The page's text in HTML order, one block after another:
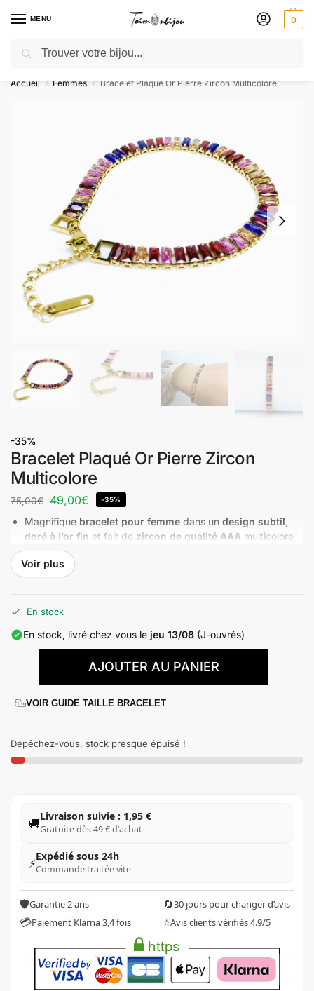
MENU 0
🎁 SOLDES SOLDES : jusqu’à -30 % ! GRAVURE OFFERTE – Livré 48h
Accueil / Femmes / Bracelet Plaqué Or Pierre Zircon Multicolore
-35%
Bracelet Plaqué Or Pierre Zircon
Multicolore
75,00€ 49,00€ -35%
Magnifique bracelet pour femme dans un design subtil,
doré à l’or fin et fait de zircon de qualité AAA multicolore
(nuances de rouge, rose et violet), Commandez ce sublime
bijou à la fois discret et éclatant
Livraison gratuite en 48H
Voir plus
En stock
En stock, livré chez vous le jeu 13/08 (J-ouvrés)
AJOUTER AU PANIER
VOIR GUIDE TAILLE BRACELET
Dépêchez-vous, stock presque épuisé !
🚚Livraison suivie : 1,95 €
Gratuite dès 49 € d’achat
⚡Expédié sous 24h
Commande traitée vite
🛡️Garantie 2 ans 🔄30 jours pour changer d’avis
💳Paiement Klarna 3,4 fois ⭐Avis clients vérifiés 4.9/5